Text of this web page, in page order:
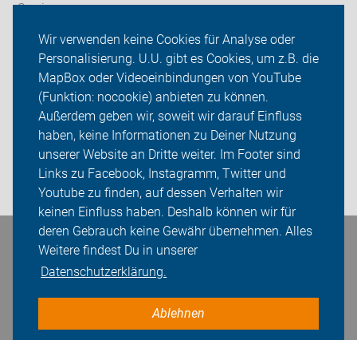
Wir verwenden keine Cookies für Analyse oder
Personalisierung. U.U. gibt es Cookies, um z.B. die
MapBox oder Videoeinbindungen von YouTube
(Funktion: nocookie) anbieten zu können.
Außerdem geben wir, soweit wir darauf Einfluss
haben, keine Informationen zu Deiner Nutzung
unserer Website an Dritte weiter. Im Footer sind
Links zu Facebook, Instagramm, Twitter und
Youtube zu finden, auf dessen Verhalten wir
keinen Einfluss haben. Deshalb können wir für
deren Gebrauch keine Gewähr übernehmen. Alles
Weitere findest Du in unserer
Datenschutzerklärung.
Ablehnen
Service
ADFC Emsland
Ortsgruppen
Sei dabei
Presse
Login
Bleiben Sie in Kontakt